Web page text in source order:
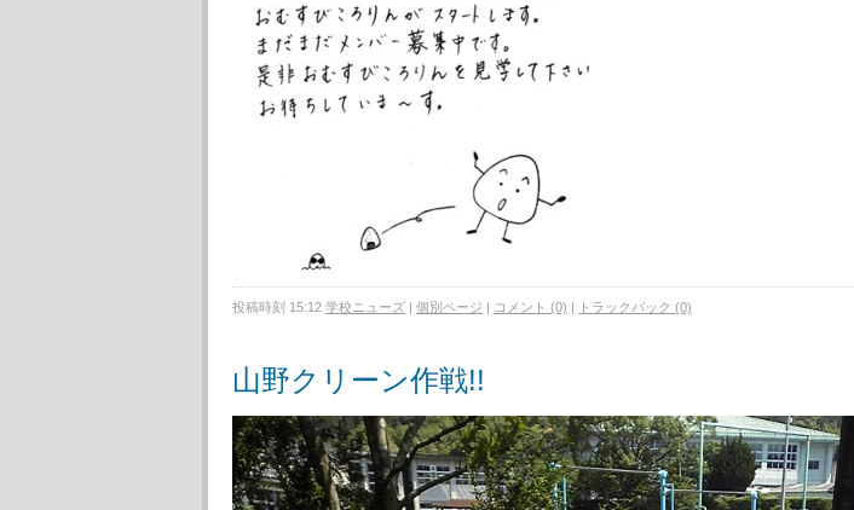
投稿時刻 15:12 学校ニューズ | 個別ページ | コメント (0) | トラックバック (0)
山野クリーン作戦!!